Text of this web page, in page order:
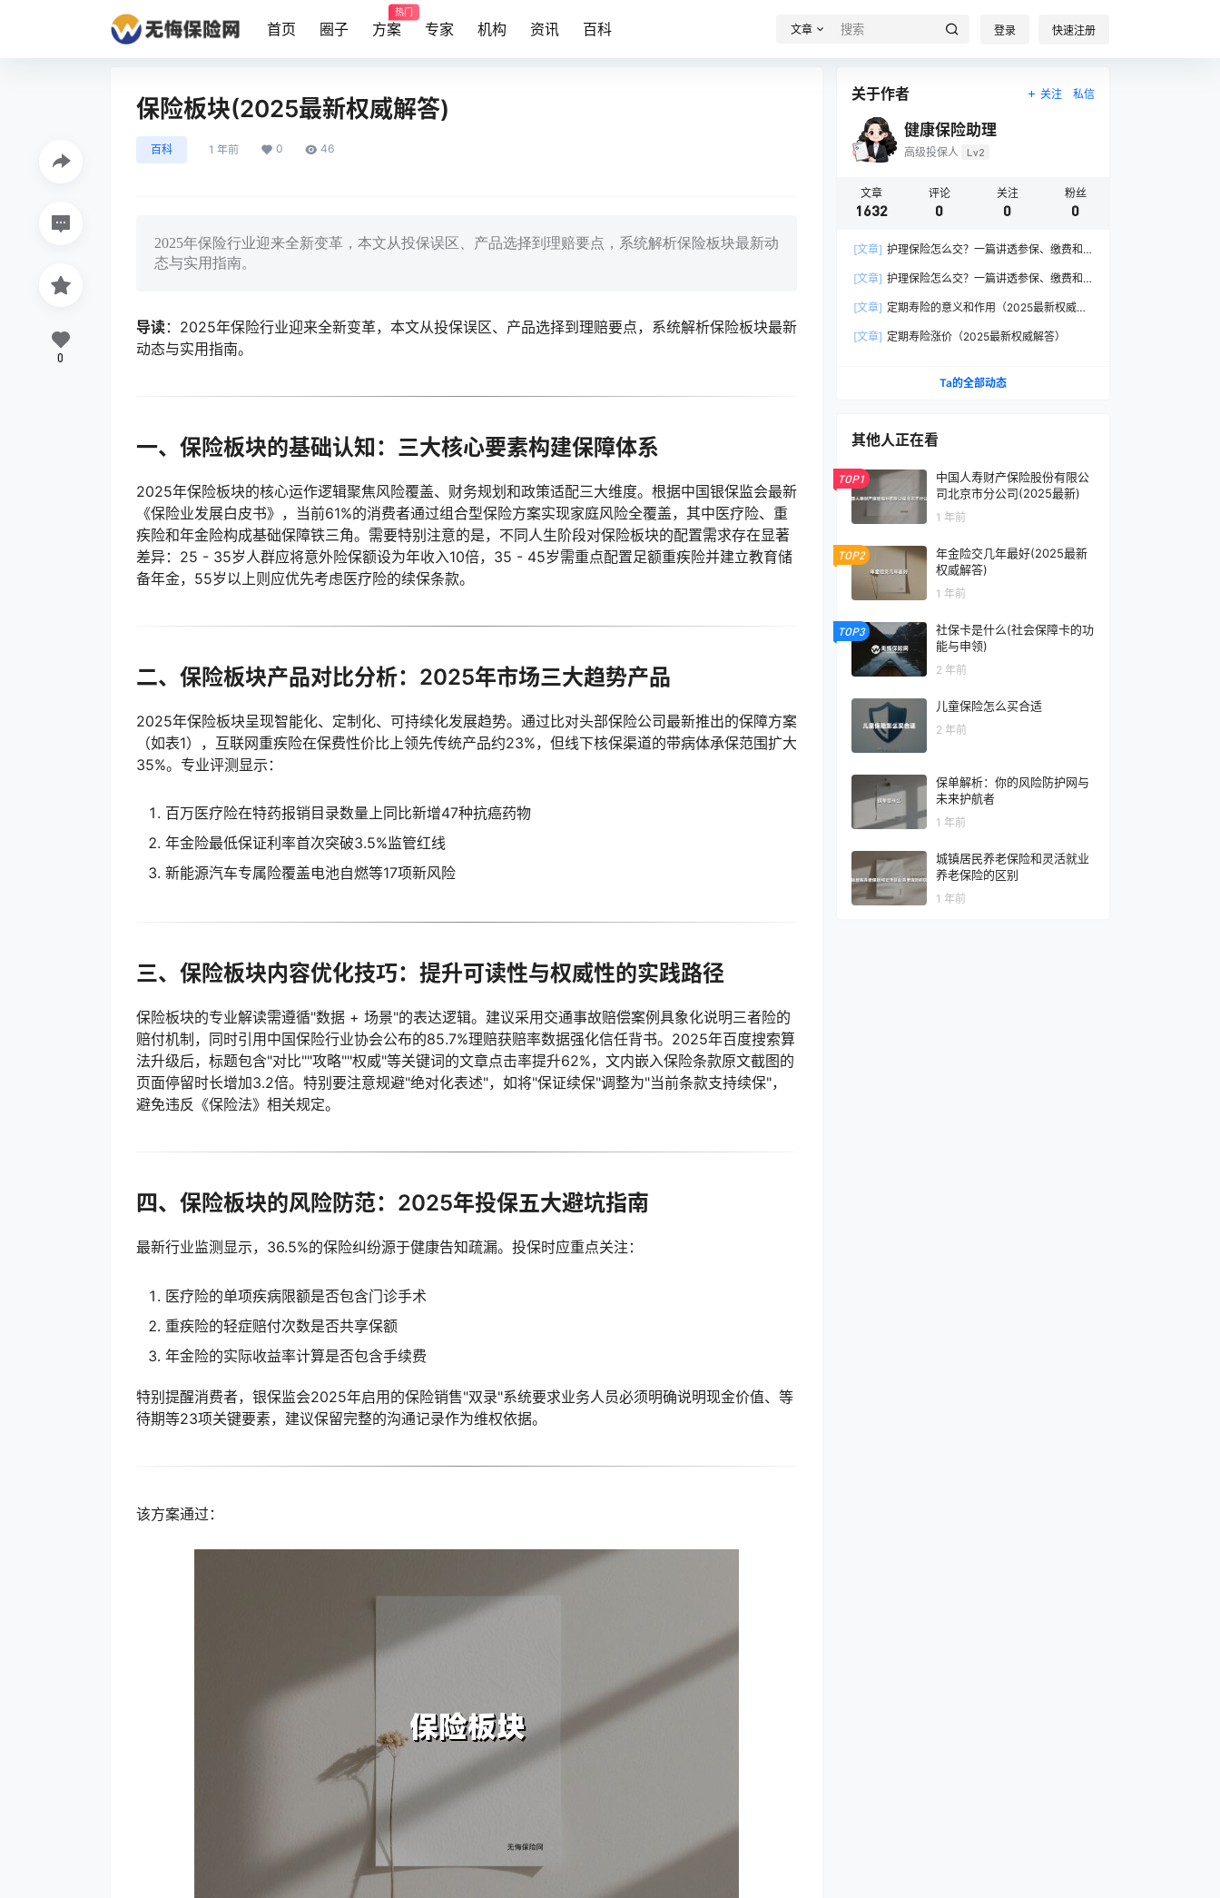
首页 圈子 方案
热门
专家 机构 资讯 百科 文章 登录 快速注册
保险板块(2025最新权威解答)
百科 1 年前 0 46
2025年保险行业迎来全新变革，本文从投保误区、产品选择到理赔要点，系统解析保险板块最新动
态与实用指南。
导读：2025年保险行业迎来全新变革，本文从投保误区、产品选择到理赔要点，系统解析保险板块最新
动态与实用指南。
一、保险板块的基础认知：三大核心要素构建保障体系
2025年保险板块的核心运作逻辑聚焦风险覆盖、财务规划和政策适配三大维度。根据中国银保监会最新
《保险业发展白皮书》，当前61%的消费者通过组合型保险方案实现家庭风险全覆盖，其中医疗险、重
疾险和年金险构成基础保障铁三角。需要特别注意的是，不同人生阶段对保险板块的配置需求存在显著
差异：25 - 35岁人群应将意外险保额设为年收入10倍，35 - 45岁需重点配置足额重疾险并建立教育储
备年金，55岁以上则应优先考虑医疗险的续保条款。
二、保险板块产品对比分析：2025年市场三大趋势产品
2025年保险板块呈现智能化、定制化、可持续化发展趋势。通过比对头部保险公司最新推出的保障方案
（如表1），互联网重疾险在保费性价比上领先传统产品约23%，但线下核保渠道的带病体承保范围扩大
35%。专业评测显示：
百万医疗险在特药报销目录数量上同比新增47种抗癌药物
年金险最低保证利率首次突破3.5%监管红线
新能源汽车专属险覆盖电池自燃等17项新风险
三、保险板块内容优化技巧：提升可读性与权威性的实践路径
保险板块的专业解读需遵循"数据 + 场景"的表达逻辑。建议采用交通事故赔偿案例具象化说明三者险的
赔付机制，同时引用中国保险行业协会公布的85.7%理赔获赔率数据强化信任背书。2025年百度搜索算
法升级后，标题包含"对比""攻略""权威"等关键词的文章点击率提升62%，文内嵌入保险条款原文截图的
页面停留时长增加3.2倍。特别要注意规避"绝对化表述"，如将"保证续保"调整为"当前条款支持续保"，
避免违反《保险法》相关规定。
四、保险板块的风险防范：2025年投保五大避坑指南
最新行业监测显示，36.5%的保险纠纷源于健康告知疏漏。投保时应重点关注：
医疗险的单项疾病限额是否包含门诊手术
重疾险的轻症赔付次数是否共享保额
年金险的实际收益率计算是否包含手续费
特别提醒消费者，银保监会2025年启用的保险销售"双录"系统要求业务人员必须明确说明现金价值、等
待期等23项关键要素，建议保留完整的沟通记录作为维权依据。
该方案通过：
0
关于作者 关注 私信
健康保险助理
高级投保人 Lv2
文章
1632
评论
0
关注
0
粉丝
0
[文章] 护理保险怎么交？一篇讲透参保、缴费和
[文章] 护理保险怎么交？一篇讲透参保、缴费和
[文章] 定期寿险的意义和作用（2025最新权威解
[文章] 定期寿险涨价（2025最新权威解答）
Ta的全部动态
其他人正在看
TOP1
中国人寿财产保险股份有限公
司北京市分公司(2025最新)
1 年前
TOP2
年金险交几年最好(2025最新
权威解答)
1 年前
TOP3
社保卡是什么(社会保障卡的功
能与申领)
2 年前
儿童保险怎么买合适
2 年前
保单解析：你的风险防护网与
未来护航者
1 年前
城镇居民养老保险和灵活就业
养老保险的区别
1 年前